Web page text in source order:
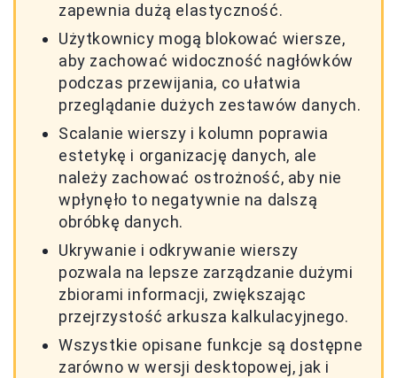
zapewnia dużą elastyczność.
Użytkownicy mogą blokować wiersze,
aby zachować widoczność nagłówków
podczas przewijania, co ułatwia
przeglądanie dużych zestawów danych.
Scalanie wierszy i kolumn poprawia
estetykę i organizację danych, ale
należy zachować ostrożność, aby nie
wpłynęło to negatywnie na dalszą
obróbkę danych.
Ukrywanie i odkrywanie wierszy
pozwala na lepsze zarządzanie dużymi
zbiorami informacji, zwiększając
przejrzystość arkusza kalkulacyjnego.
Wszystkie opisane funkcje są dostępne
zarówno w wersji desktopowej, jak i